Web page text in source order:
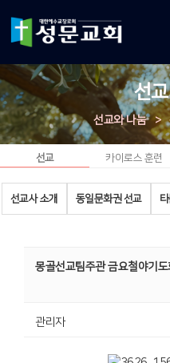
선
선교와 나눔 >
선교 카이로스 훈련
선교사 소개 동일문화권 선교
몽골선교팀주관 금요철야기
관리자